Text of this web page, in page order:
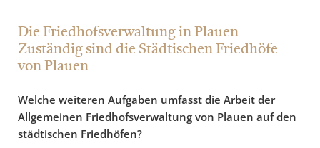
Die Friedhofsverwaltung in Plauen -
Zuständig sind die Städtischen Friedhöfe
von Plauen
Welche weiteren Aufgaben umfasst die Arbeit der
Allgemeinen Friedhofsverwaltung von Plauen auf den
städtischen Friedhöfen?